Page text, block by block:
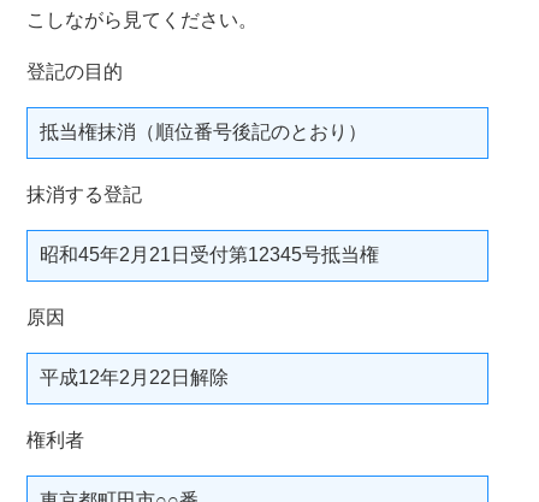
こしながら見てください。
登記の目的
抵当権抹消（順位番号後記のとおり）
抹消する登記
昭和45年2月21日受付第12345号抵当権
原因
平成12年2月22日解除
権利者